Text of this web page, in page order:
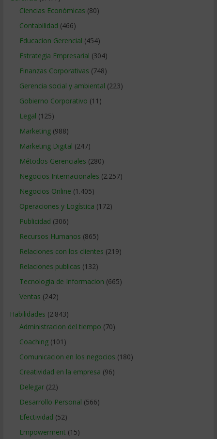
Ciencias Económicas (80)
Contabilidad (466)
Educacion Gerencial (454)
Estrategia Empresarial (304)
Finanzas Corporativas (748)
Gerencia social y ambiental (223)
Gobierno Corporativo (11)
Legal (125)
Marketing(988)
Marketing Digital (247)
Métodos Gerenciales (280)
Negocios Internacionales (2.257)
Negocios Online (1.405)
Operaciones y Logística (172)
Publicidad (306)
Recursos Humanos (865)
Relaciones con los clientes (219)
Relaciones publicas (132)
Tecnologia de Informacion (665)
Ventas (242)
Habilidades (2.843)
Administracion del tiempo (70)
Coaching(101)
Comunicacion en los negocios (180)
Creatividad en la empresa (96)
Delegar(22)
Desarrollo Personal (566)
Efectividad (52)
Empowerment (15)